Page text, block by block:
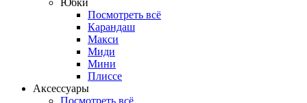
Посмотреть всё
Карандаш
Макси
Миди
Мини
Плиссе
Аксессуары
Посмотреть всё